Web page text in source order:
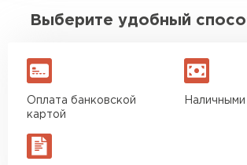
Выберите удобный
Оплата банковской
картой